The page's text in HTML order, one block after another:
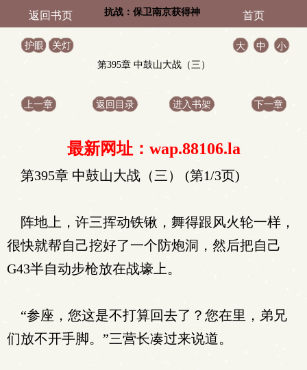
返回书页 抗战：保卫南京获得神 首页
护眼 关灯 大 中
小
第395章 中鼓山大战（三）
上一章 返回目录 进入书架 下一章
最新网址：wap.88106.la
第395章 中鼓山大战（三） (第1/3页)
阵地上，许三挥动铁锹，舞得跟风火轮一样，
很快就帮自己挖好了一个防炮洞，然后把自己
G43半自动步枪放在战壕上。
“参座，您这是不打算回去了？您在里，弟兄
们放不开手脚。”三营长凑过来说道。